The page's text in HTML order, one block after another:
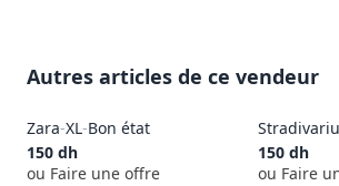
Autres articles de ce vendeur
Zara-XL-Bon état
150 dh
ou Faire une offre
150 dh
ou Faire